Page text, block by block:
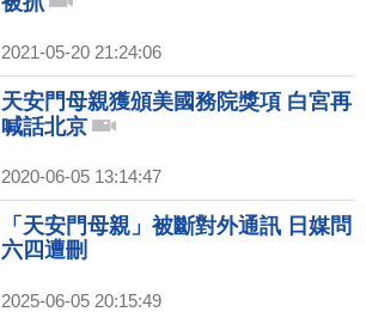
2021-05-20 21:24:06
天安門母親獲頒美國務院獎項 白宮再
喊話北京
2020-06-05 13:14:47
「天安門母親」被斷對外通訊 日媒問
六四遭刪
2025-06-05 20:15:49